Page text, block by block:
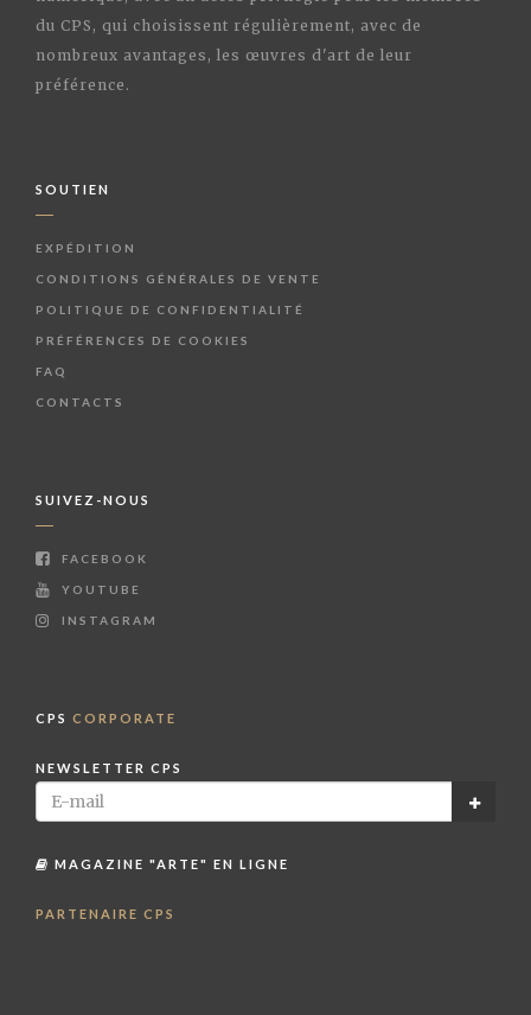
du CPS, qui choisissent régulièrement, avec de
nombreux avantages, les œuvres d'art de leur
préférence.
SOUTIEN
EXPÉDITION
CONDITIONS GÉNÉRALES DE VENTE
POLITIQUE DE CONFIDENTIALITÉ
PRÉFÉRENCES DE COOKIES
FAQ
CONTACTS
SUIVEZ-NOUS
FACEBOOK
YOUTUBE
INSTAGRAM
CPS CORPORATE
NEWSLETTER CPS
MAGAZINE "ARTE" EN LIGNE
PARTENAIRE CPS